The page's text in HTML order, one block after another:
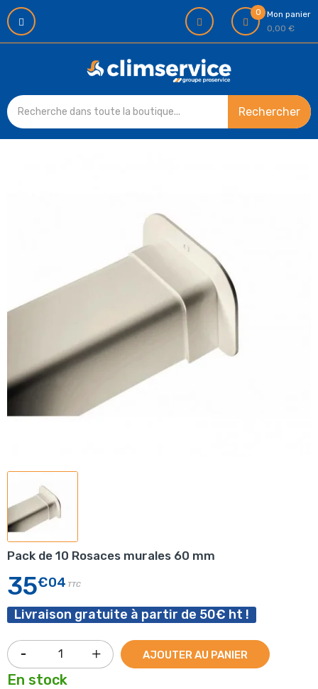
0
Mon panier
0,00 €
Rechercher
Pack de 10 Rosaces murales 60 mm
35€04 TTC
Livraison gratuite à partir de 50€ ht !
AJOUTER AU PANIER
En stock